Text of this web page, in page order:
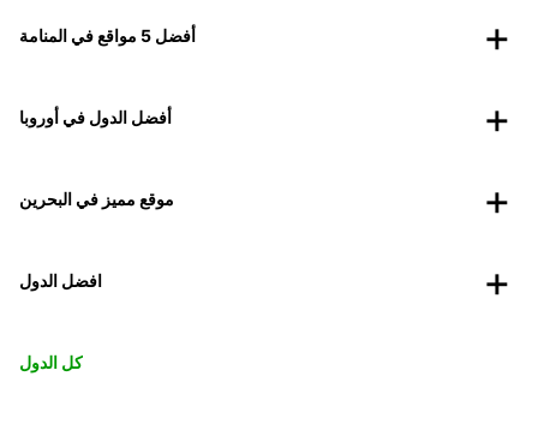
أفضل 5 مواقع في المنامة
أفضل الدول في أوروبا
موقع مميز في البحرين
افضل الدول
كل الدول